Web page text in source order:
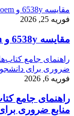
مقایسه 6538y و intel xeon platinum 8470q oem
فوریه 25, 2026
مقایسه 6538y و intel xeon platinum 8470q oem
راهنمای جامع
ضروری برای
فوریه 6, 2026
راهنمای جامع
منابع ضروری